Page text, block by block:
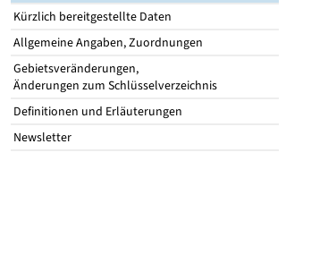
Kürzlich bereitgestellte Daten
Allgemeine Angaben, Zuordnungen
Gebietsveränderungen,
Änderungen zum Schlüsselverzeichnis
Definitionen und Erläuterungen
Newsletter